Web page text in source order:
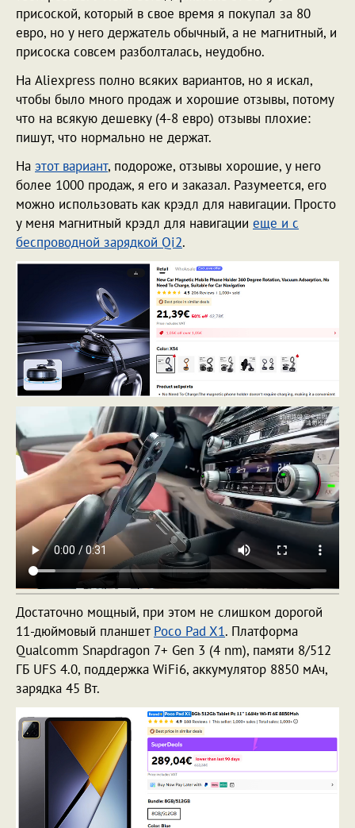
присоской, который в свое время я покупал за 80
евро, но у него держатель обычный, а не магнитный, и
присоска совсем разболталась, неудобно.
На Aliexpress полно всяких вариантов, но я искал,
чтобы было много продаж и хорошие отзывы, потому
что на всякую дешевку (4-8 евро) отзывы плохие:
пишут, что нормально не держат.
На этот вариант, подороже, отзывы хорошие, у него
более 1000 продаж, я его и заказал. Разумеется, его
можно использовать как крэдл для навигации. Просто
у меня магнитный крэдл для навигации еще и с
беспроводной зарядкой Qi2.
Достаточно мощный, при этом не слишком дорогой
11-дюймовый планшет Poco Pad X1. Платформа
Qualcomm Snapdragon 7+ Gen 3 (4 nm), памяти 8/512
ГБ UFS 4.0, поддержка WiFi6, аккумулятор 8850 мАч,
зарядка 45 Вт.